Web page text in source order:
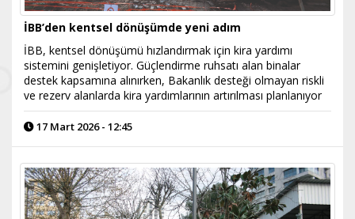
İBB’den kentsel dönüşümde yeni adım
İBB, kentsel dönüşümü hızlandırmak için kira yardımı
sistemini genişletiyor. Güçlendirme ruhsatı alan binalar
destek kapsamına alınırken, Bakanlık desteği olmayan riskli
ve rezerv alanlarda kira yardımlarının artırılması planlanıyor
17 Mart 2026 - 12:45